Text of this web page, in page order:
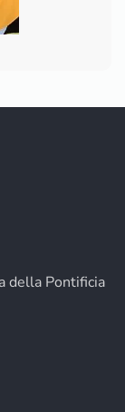
della Pontificia